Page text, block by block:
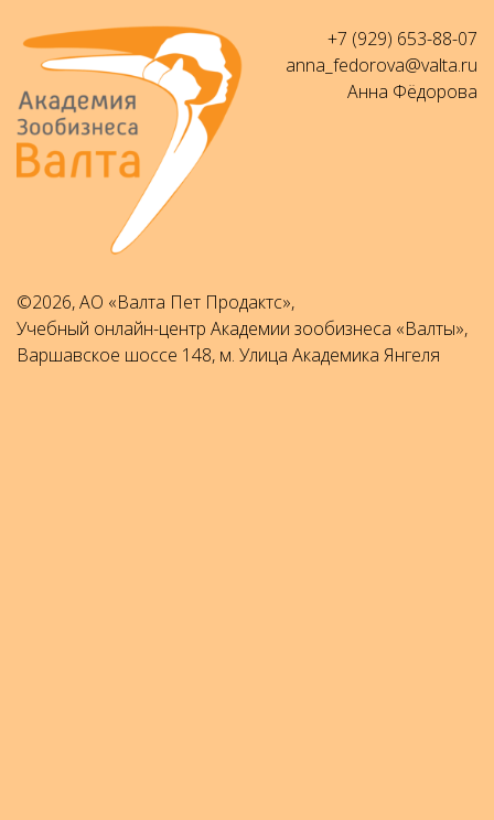
©2026, АО «Валта Пет Продактс»,
Учебный онлайн-центр Академии зообизнеса «Валты»,
Варшавское шоссе 148, м. Улица Академика Янгеля
+7 (929) 653-88-07
anna_fedorova@valta.ru
Анна Фёдорова